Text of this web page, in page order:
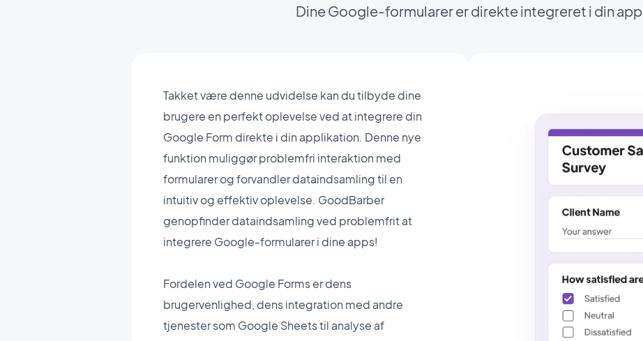
Dine Google-formularer er direkte integreret i din app
Takket være denne udvidelse kan du tilbyde dine
brugere en perfekt oplevelse ved at integrere din
Google Form direkte i din applikation. Denne nye
funktion muliggør problemfri interaktion med
formularer og forvandler dataindsamling til en
intuitiv og effektiv oplevelse. GoodBarber
genopfinder dataindsamling ved problemfrit at
integrere Google-formularer i dine apps!
Fordelen ved Google Forms er dens
brugervenlighed, dens integration med andre
tjenester som Google Sheets til analyse af